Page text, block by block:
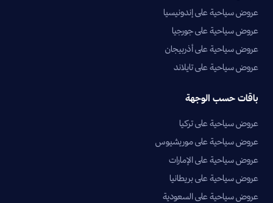
عروض سياحية على إندونيسيا
عروض سياحية على جورجيا
عروض سياحية على أذربيجان
عروض سياحية على تايلاند
باقات حسب الوجهة
عروض سياحية على تركيا
عروض سياحية على موريشيوس
عروض سياحية على الإمارات
عروض سياحية على بريطانيا
عروض سياحية على السعودية